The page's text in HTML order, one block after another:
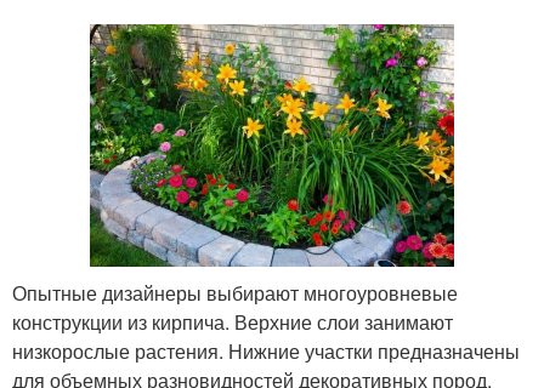
Опытные дизайнеры выбирают многоуровневые
конструкции из кирпича. Верхние слои занимают
низкорослые растения. Нижние участки предназначены
для объемных разновидностей декоративных пород.